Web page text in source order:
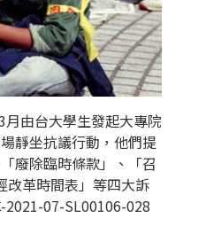
由台大學生發起大專院
靜坐抗議行動，他們提
廢除臨時條款」、「召
改革時間表」等四大訴
2021-07-SL00106-028